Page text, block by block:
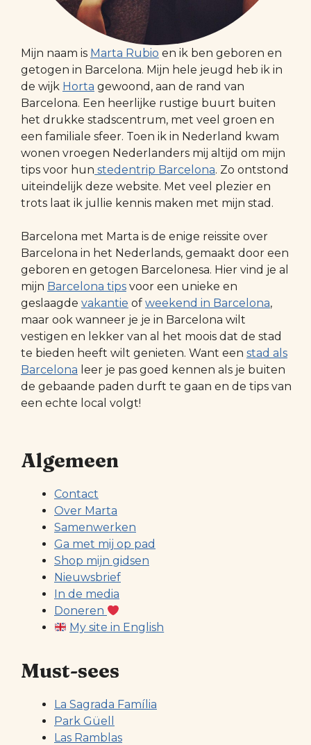
Mijn naam is Marta Rubio en ik ben geboren en
getogen in Barcelona. Mijn hele jeugd heb ik in
de wijk Horta gewoond, aan de rand van
Barcelona. Een heerlijke rustige buurt buiten
het drukke stadscentrum, met veel groen en
een familiale sfeer. Toen ik in Nederland kwam
wonen vroegen Nederlanders mij altijd om mijn
tips voor hun stedentrip Barcelona. Zo ontstond
uiteindelijk deze website. Met veel plezier en
trots laat ik jullie kennis maken met mijn stad.
Barcelona met Marta is de enige reissite over
Barcelona in het Nederlands, gemaakt door een
geboren en getogen Barcelonesa. Hier vind je al
mijn Barcelona tips voor een unieke en
geslaagde vakantie of weekend in Barcelona,
maar ook wanneer je je in Barcelona wilt
vestigen en lekker van al het moois dat de stad
te bieden heeft wilt genieten. Want een stad als
Barcelona leer je pas goed kennen als je buiten
de gebaande paden durft te gaan en de tips van
een echte local volgt!
Algemeen
Contact
Over Marta
Samenwerken
Ga met mij op pad
Shop mijn gidsen
Nieuwsbrief
In de media
Doneren
My site in English
Must-sees
La Sagrada Família
Park Güell
Las Ramblas